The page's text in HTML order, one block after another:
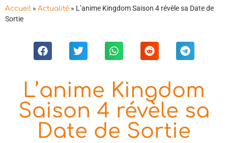
Accueil » Actualité » L’anime Kingdom Saison 4 révèle sa Date de
Sortie
L’anime Kingdom
Saison 4 révèle sa
Date de Sortie